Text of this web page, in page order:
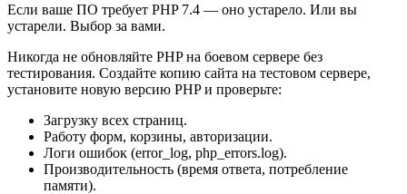
Если ваше ПО требует PHP 7.4 — оно устарело. Или вы
устарели. Выбор за вами.
Никогда не обновляйте PHP на боевом сервере без
тестирования. Создайте копию сайта на тестовом сервере,
установите новую версию PHP и проверьте:
Загрузку всех страниц.
Работу форм, корзины, авторизации.
Логи ошибок (error_log, php_errors.log).
Производительность (время ответа, потребление
памяти).